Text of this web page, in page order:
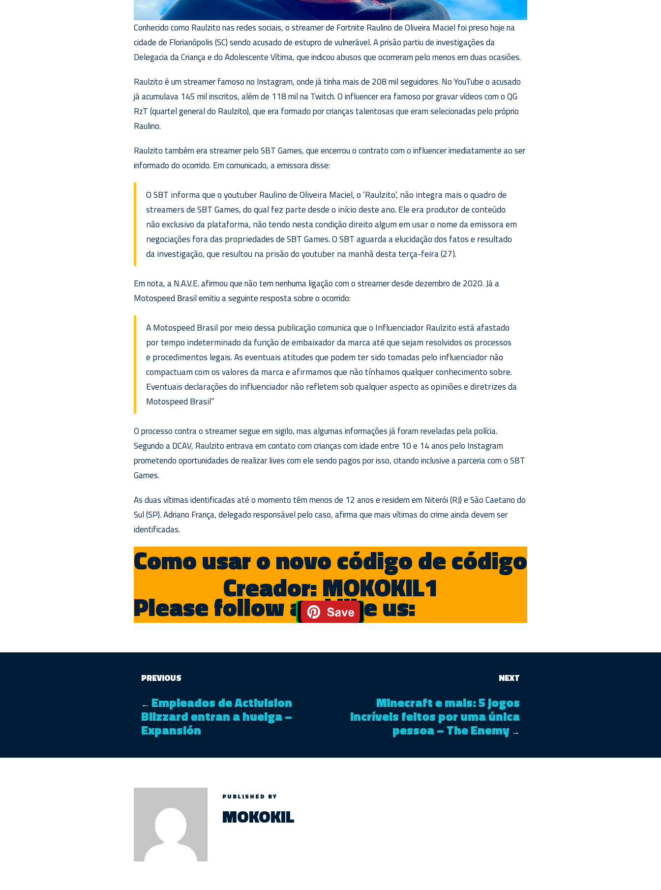
Conhecido como Raulzito nas redes sociais, o streamer de Fortnite Raulino de Oliveira Maciel foi preso hoje na
cidade de Florianópolis (SC) sendo acusado de estupro de vulnerável. A prisão partiu de investigações da
Delegacia da Criança e do Adolescente Vítima, que indicou abusos que ocorreram pelo menos em duas ocasiões.
Raulzito é um streamer famoso no Instagram, onde já tinha mais de 208 mil seguidores. No YouTube o acusado
já acumulava 145 mil inscritos, além de 118 mil na Twitch. O influencer era famoso por gravar vídeos com o QG
RzT (quartel general do Raulzito), que era formado por crianças talentosas que eram selecionadas pelo próprio
Raulino.
Raulzito também era streamer pelo SBT Games, que encerrou o contrato com o influencer imediatamente ao ser
informado do ocorrido. Em comunicado, a emissora disse:
O SBT informa que o youtuber Raulino de Oliveira Maciel, o ‘Raulzito’, não integra mais o quadro de
streamers de SBT Games, do qual fez parte desde o início deste ano. Ele era produtor de conteúdo
não exclusivo da plataforma, não tendo nesta condição direito algum em usar o nome da emissora em
negociações fora das propriedades de SBT Games. O SBT aguarda a elucidação dos fatos e resultado
da investigação, que resultou na prisão do youtuber na manhã desta terça-feira (27).
Em nota, a N.A.V.E. afirmou que não tem nenhuma ligação com o streamer desde dezembro de 2020. Já a
Motospeed Brasil emitiu a seguinte resposta sobre o ocorrido:
A Motospeed Brasil por meio dessa publicação comunica que o Influenciador Raulzito está afastado
por tempo indeterminado da função de embaixador da marca até que sejam resolvidos os processos
e procedimentos legais. As eventuais atitudes que podem ter sido tomadas pelo influenciador não
compactuam com os valores da marca e afirmamos que não tínhamos qualquer conhecimento sobre.
Eventuais declarações do influenciador não refletem sob qualquer aspecto as opiniões e diretrizes da
Motospeed Brasil”
O processo contra o streamer segue em sigilo, mas algumas informações já foram reveladas pela polícia.
Segundo a DCAV, Raulzito entrava em contato com crianças com idade entre 10 e 14 anos pelo Instagram
prometendo oportunidades de realizar lives com ele sendo pagos por isso, citando inclusive a parceria com o SBT
Games.
As duas vítimas identificadas até o momento têm menos de 12 anos e residem em Niterói (RJ) e São Caetano do
Sul (SP). Adriano França, delegado responsável pelo caso, afirma que mais vítimas do crime ainda devem ser
identificadas.
Como usar o novo código de código
Creador: MOKOKIL1
Please follow and like us:
PREVIOUS
← Empleados de Activision
Blizzard entran a huelga –
Expansión
NEXT
Minecraft e mais: 5 jogos
incríveis feitos por uma única
pessoa – The Enemy →
PUBLISHED BY
MOKOKIL